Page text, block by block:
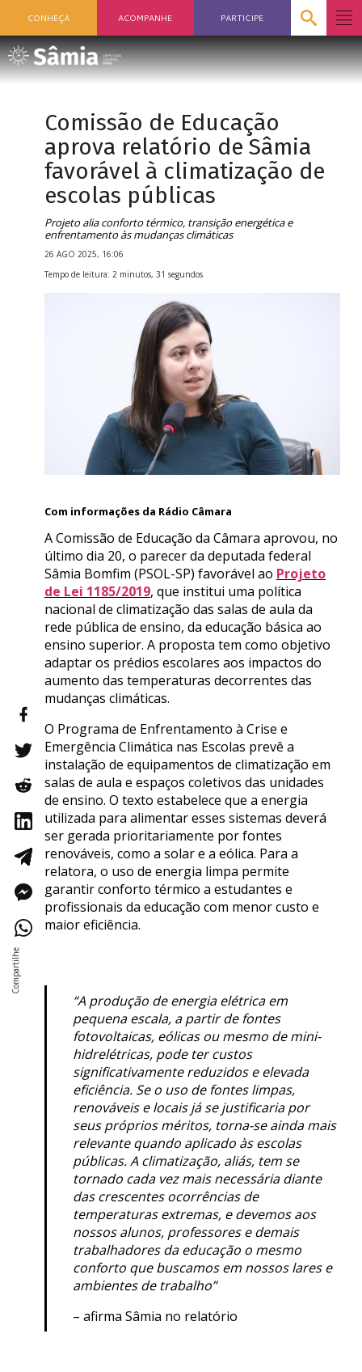
CONHEÇA ACOMPANHE PARTICIPE
Comissão de Educação
aprova relatório de Sâmia
favorável à climatização de
escolas públicas
Projeto alia conforto térmico, transição energética e
enfrentamento às mudanças climáticas
26 AGO 2025, 16:06
Tempo de leitura: 2 minutos, 31 segundos
Com informações da Rádio Câmara
A Comissão de Educação da Câmara aprovou, no
último dia 20, o parecer da deputada federal
Sâmia Bomfim (PSOL-SP) favorável ao Projeto
de Lei 1185/2019, que institui uma política
nacional de climatização das salas de aula da
rede pública de ensino, da educação básica ao
ensino superior. A proposta tem como objetivo
adaptar os prédios escolares aos impactos do
aumento das temperaturas decorrentes das
mudanças climáticas.
O Programa de Enfrentamento à Crise e
Emergência Climática nas Escolas prevê a
instalação de equipamentos de climatização em
salas de aula e espaços coletivos das unidades
de ensino. O texto estabelece que a energia
utilizada para alimentar esses sistemas deverá
ser gerada prioritariamente por fontes
renováveis, como a solar e a eólica. Para a
relatora, o uso de energia limpa permite
garantir conforto térmico a estudantes e
profissionais da educação com menor custo e
maior eficiência.
“A produção de energia elétrica em
pequena escala, a partir de fontes
fotovoltaicas, eólicas ou mesmo de mini-
hidrelétricas, pode ter custos
significativamente reduzidos e elevada
eficiência. Se o uso de fontes limpas,
renováveis e locais já se justificaria por
seus próprios méritos, torna-se ainda mais
relevante quando aplicado às escolas
públicas. A climatização, aliás, tem se
tornado cada vez mais necessária diante
das crescentes ocorrências de
temperaturas extremas, e devemos aos
nossos alunos, professores e demais
trabalhadores da educação o mesmo
conforto que buscamos em nossos lares e
ambientes de trabalho”
– afirma Sâmia no relatório